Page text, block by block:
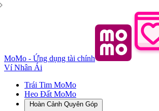
MoMo - Ứng dụng tài chính
Ví Nhân Ái
Trái Tim MoMo
Heo Đất MoMo
Hoàn Cảnh Quyên Góp